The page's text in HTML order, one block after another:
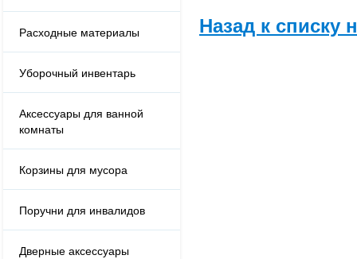
Расходные материалы
Уборочный инвентарь
Аксессуары для ванной
комнаты
Корзины для мусора
Поручни для инвалидов
Дверные аксессуары
Назад к списку